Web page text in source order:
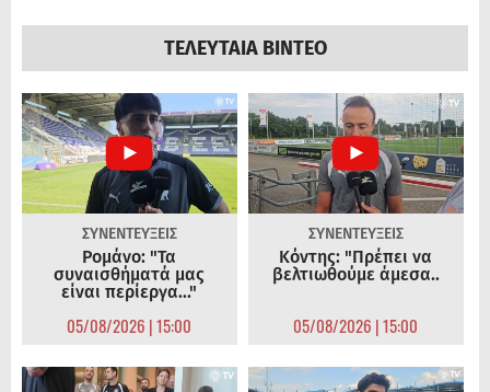
ΤΕΛΕΥΤΑΙΑ ΒΙΝΤΕΟ
ΣΥΝΕΝΤΕΥΞΕΙΣ
Ρομάνο: "Τα
συναισθήματά μας
είναι περίεργα..."
05/08/2026 | 15:00
ΣΥΝΕΝΤΕΥΞΕΙΣ
Κόντης: "Πρέπει να
βελτιωθούμε άμεσα..
05/08/2026 | 15:00